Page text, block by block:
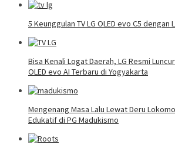
5 Keunggulan TV LG OLED evo C5 dengan
Bisa Kenali Logat Daerah, LG Resmi
OLED evo AI Terbaru di Yogyakarta
Mengenang Masa Lalu Lewat Deru
Edukatif di PG Madukismo